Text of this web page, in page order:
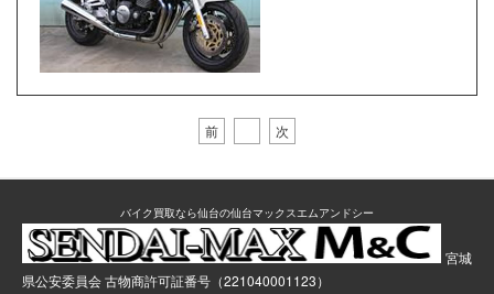
前 次
バイク買取なら仙台の仙台マックスエムアンドシー
宮城
県公安委員会 古物商許可証番号（221040001123）